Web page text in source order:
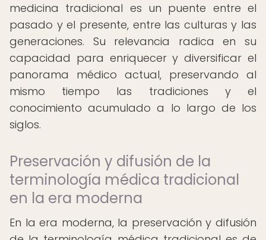
medicina tradicional es un puente entre el
pasado y el presente, entre las culturas y las
generaciones. Su relevancia radica en su
capacidad para enriquecer y diversificar el
panorama médico actual, preservando al
mismo tiempo las tradiciones y el
conocimiento acumulado a lo largo de los
siglos.
Preservación y difusión de la
terminología médica tradicional
en la era moderna
En la era moderna, la preservación y difusión